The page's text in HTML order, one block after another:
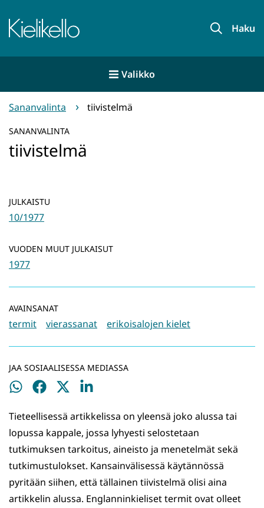
sisältöön
Etusivu Haku
Valikko
Sananvalinta tiivistelmä
SANANVALINTA
tiivistelmä
JULKAISTU
10/1977
VUODEN MUUT JULKAISUT
1977
AVAINSANAT
termit vierassanat erikoisalojen kielet
JAA SOSIAALISESSA MEDIASSA
Jaa
Jaa
Jaa
Jaa
Tieteellisessä artikkelissa on yleensä joko alussa tai
lopussa kappale, jossa lyhyesti selostetaan
tutkimuksen tarkoitus, aineisto ja menetelmät sekä
tutkimustulokset. Kansainvälisessä käytännössä
pyritään siihen, että tällainen tiivistelmä olisi aina
artikkelin alussa. Englanninkieliset termit ovat olleet